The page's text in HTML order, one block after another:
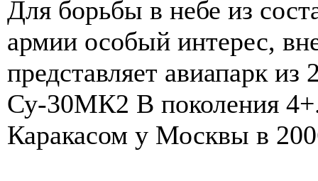
Для борьбы в небе из
армии особый интерес,
представляет авиапарк
Су-30МК2 В поколения
Каракасом у Москвы в